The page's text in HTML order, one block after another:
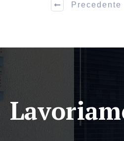
Precedente